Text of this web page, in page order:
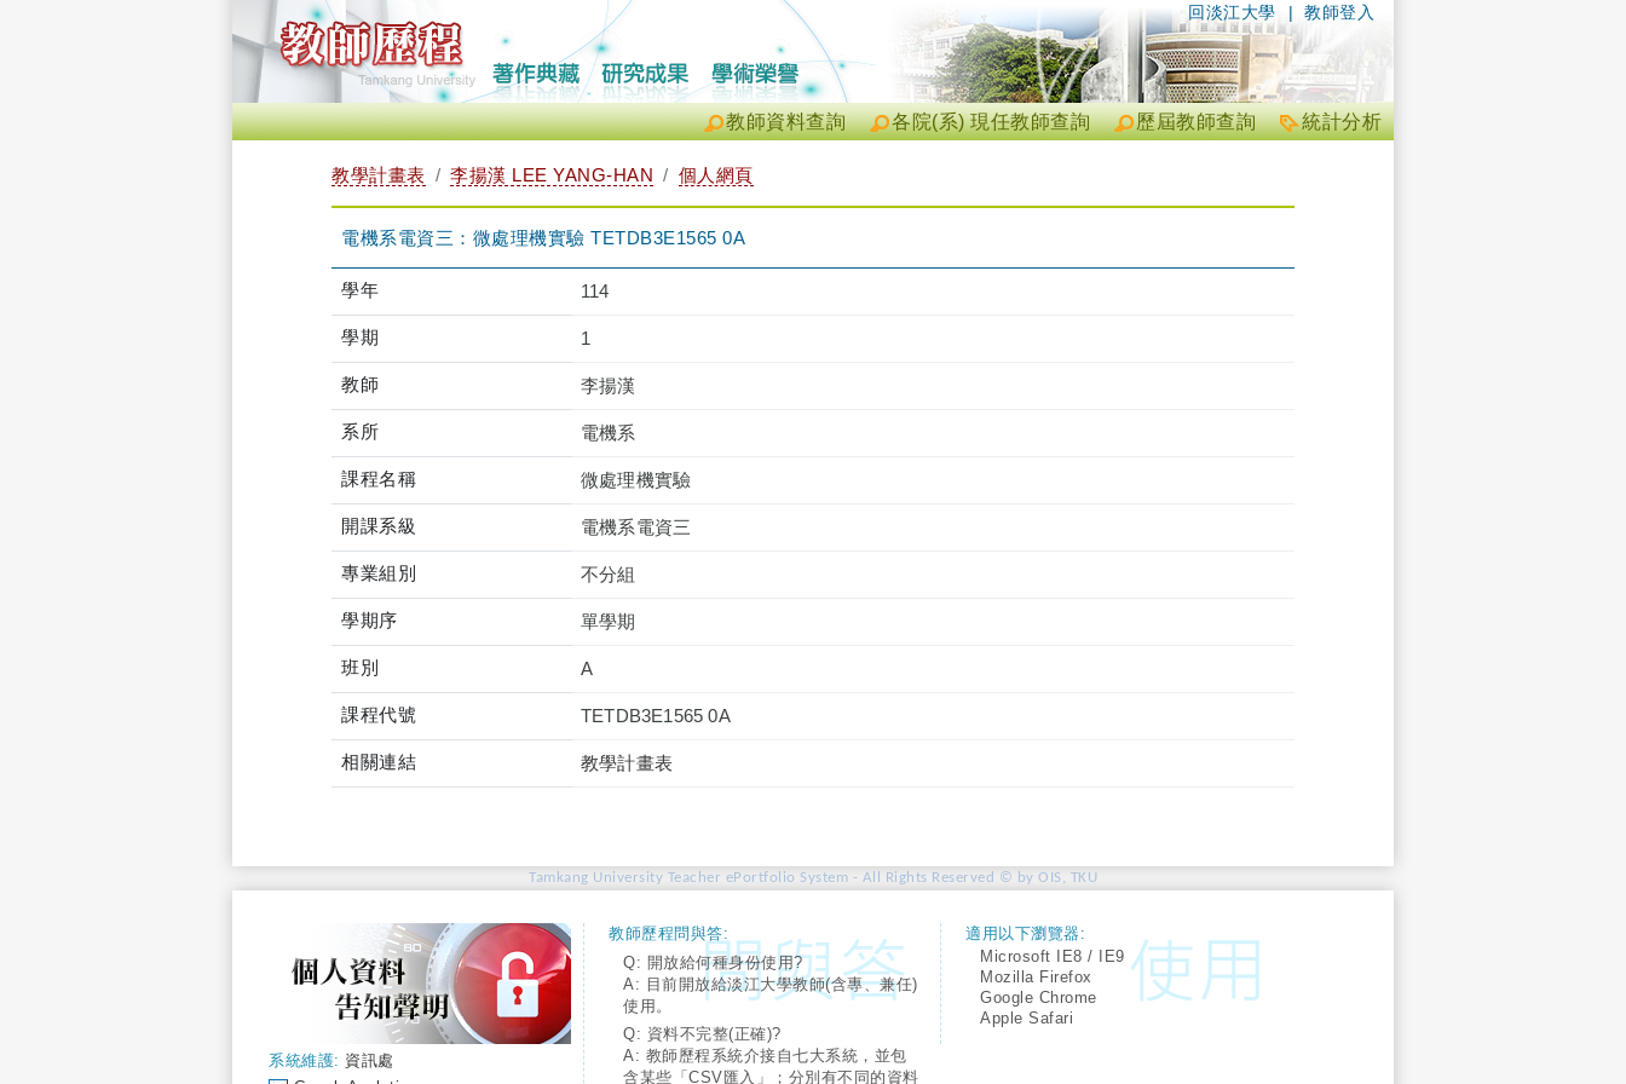
| 教師登入
回淡江大學
統計分析
歷屆教師查詢
各院(系) 現任教師查詢
教師資料查詢
教學計畫表 李揚漢 LEE YANG-HAN 個人網頁
電機系電資三：微處理機實驗 TETDB3E1565 0A
學年 114
學期 1
教師 李揚漢
系所 電機系
課程名稱 微處理機實驗
開課系級 電機系電資三
專業組別 不分組
學期序 單學期
班別 A
課程代號 TETDB3E1565 0A
相關連結 教學計畫表
Tamkang University Teacher ePortfolio System - All Rights Reserved © by OIS, TKU
系統維護: 資訊處
教師歷程問與答:
Q: 開放給何種身份使用?
A: 目前開放給淡江大學教師(含專、兼任)
使用。
Q: 資料不完整(正確)?
A: 教師歷程系統介接自七大系統，並包
含某些「CSV匯入」；分別有不同的資料
適用以下瀏覽器:
Microsoft IE8 / IE9
Mozilla Firefox
Google Chrome
Apple Safari